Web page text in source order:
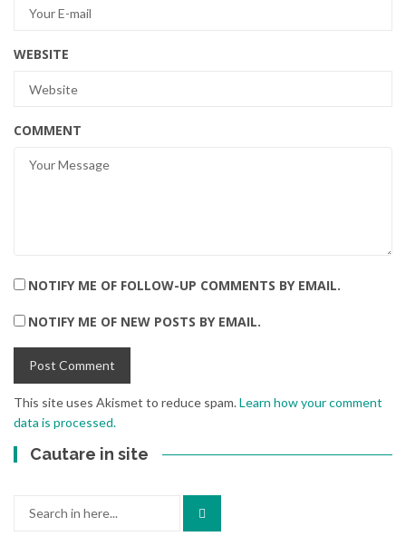
WEBSITE
COMMENT
NOTIFY ME OF FOLLOW-UP COMMENTS BY EMAIL.
NOTIFY ME OF NEW POSTS BY EMAIL.
This site uses Akismet to reduce spam.Learn how your comment
data is processed.
Cautare in site